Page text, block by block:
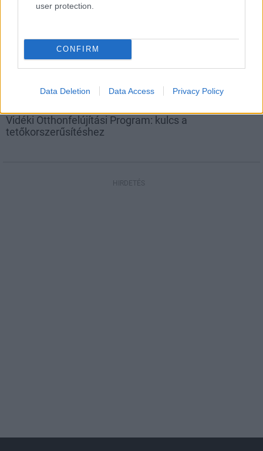
user protection.
CONFIRM
Data Deletion Data Access Privacy Policy
Vidéki Otthonfelújítási Program: kulcs a
tetőkorszerűsítéshez
HIRDETÉS